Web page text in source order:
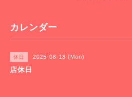
カレンダー
休日 2025-08-18 (Mon)
店休日